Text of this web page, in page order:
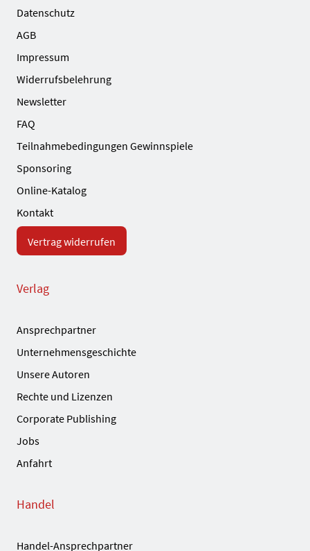
Datenschutz
AGB
Impressum
Widerrufsbelehrung
Newsletter
FAQ
Teilnahmebedingungen Gewinnspiele
Sponsoring
Online-Katalog
Kontakt
Vertrag widerrufen
Verlag
Ansprechpartner
Unternehmensgeschichte
Unsere Autoren
Rechte und Lizenzen
Corporate Publishing
Jobs
Anfahrt
Handel
Handel-Ansprechpartner